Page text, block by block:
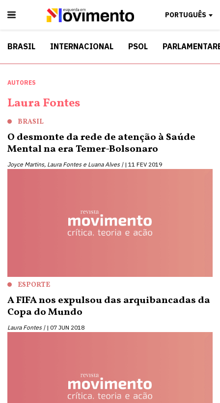
PORTUGUÊS
BRASIL INTERNACIONAL PSOL
AUTORES
Laura Fontes
BRASIL
O desmonte da rede de atenção à Saúde
Mental na era Temer-Bolsonaro
Joyce Martins, Laura Fontes e Luana Alves | 11 FEV 2019
ESPORTE
A FIFA nos expulsou das arquibancadas da
Copa do Mundo
Laura Fontes | 07 JUN 2018